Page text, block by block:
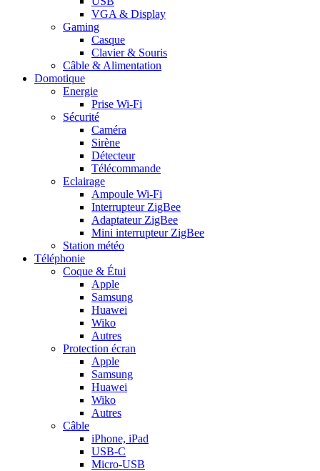
VGA & Display
Gaming
Casque
Clavier & Souris
Câble & Alimentation
Domotique
Energie
Prise Wi-Fi
Sécurité
Caméra
Sirène
Détecteur
Télécommande
Eclairage
Ampoule Wi-Fi
Interrupteur ZigBee
Adaptateur ZigBee
Mini interrupteur ZigBee
Station météo
Téléphonie
Coque & Étui
Apple
Samsung
Huawei
Wiko
Autres
Protection écran
Apple
Samsung
Huawei
Wiko
Autres
Câble
iPhone, iPad
USB-C
Micro-USB